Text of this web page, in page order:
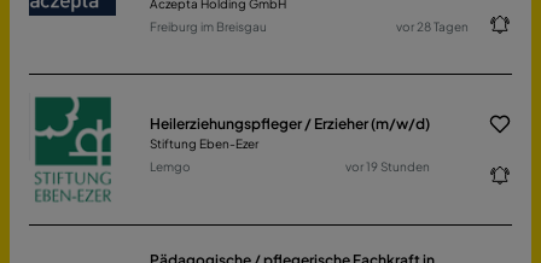
Aczepta Holding GmbH
Freiburg im Breisgau
vor 28 Tagen
Heilerziehungspfleger / Erzieher (m/w/d)
Stiftung Eben-Ezer
Lemgo
vor 19 Stunden